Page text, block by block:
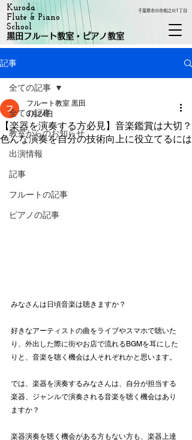
千葉県市川市相之川1丁目
Kuroda
Flute & Piano
School
黒田フルート教室・ピアノ教室
記事
全ての記事
教室からのお知らせ
出演情報
記事
フルートの記事
ピアノの記事
全ての記事
【楽器を演奏する方必見】音楽鑑賞は大切？
色んな演奏を自分の技術向上に役立てるには
フルート教室 黒田
3月24日
みなさんは日頃音楽は聴きますか？
好きなアーティストの曲をライブやスマホで聴いた
り、外出した際に街やお店で流れるBGMを耳にした
りと、音楽を聴く機会は人それぞれかと思います。
では、楽器を演奏するみなさんは、自分が担当する
楽器、ジャンルで演奏される音楽を聴く機会はあり
ますか？
楽器演奏を聴く機会がある方もない方も、楽器上達